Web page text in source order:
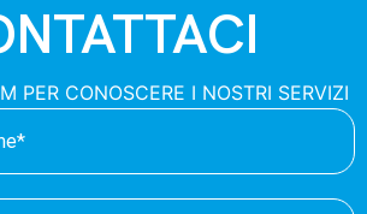
PER CONOSCERE I NOSTRI SERVIZI